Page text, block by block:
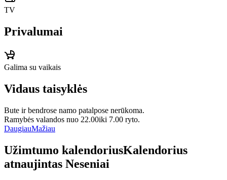
TV
Privalumai
Galima su vaikais
Vidaus taisyklės
Bute ir bendrose namo patalpose nerūkoma.
Ramybės valandos nuo 22.00iki 7.00 ryto.
DaugiauMažiau
Užimtumo kalendoriusKalendorius
atnaujintas Neseniai